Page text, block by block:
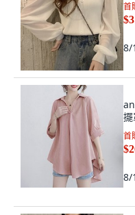
首
8/
首
8/